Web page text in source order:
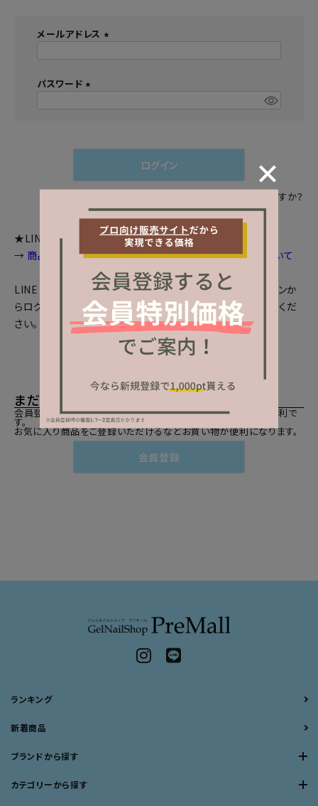
メールアドレス
)
パスワード
ログイン
パスワードをお忘れですか？
★LINEログインをご利用のお客様へお知らせ
→ 商品画面等で個数選択等が出来ない場合の対処法について
LINEとの会員連携がお済みの方は、「LINEでログイン」ボタンか
らログインしてください。まだの方は、 LINEと会員連携
をしてくだ
さい。
まだご登録がお済みでないお客様
会員登録をしていただきますと、二度目のお買い物時にとても便利で
す。
お気に入り商品をご登録いただけるなどお買い物が便利になります。
会員登録
ランキング
新着商品
ブランドから探す
カテゴリーから探す